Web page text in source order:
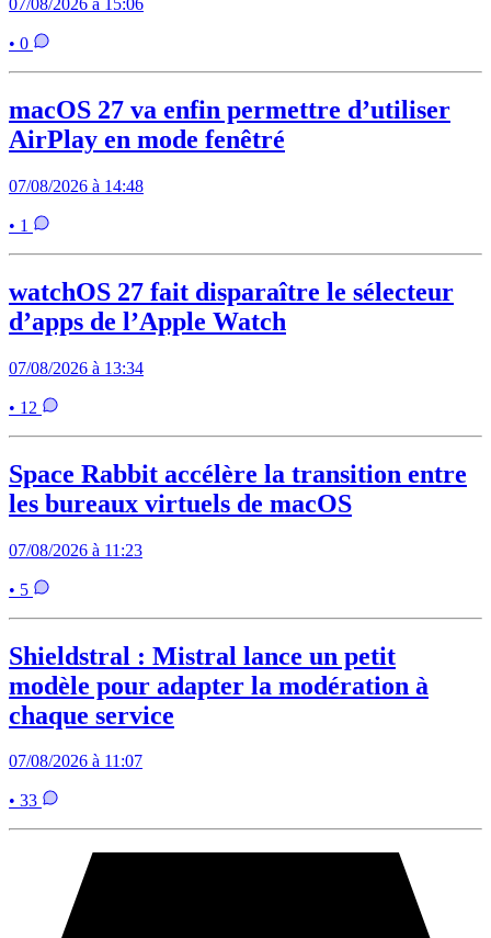
07/08/2026 à 15:06
• 0
macOS 27 va enfin permettre d’utiliser
AirPlay en mode fenêtré
07/08/2026 à 14:48
• 1
watchOS 27 fait disparaître le sélecteur
d’apps de l’Apple Watch
07/08/2026 à 13:34
• 12
Space Rabbit accélère la transition entre
les bureaux virtuels de macOS
07/08/2026 à 11:23
• 5
Shieldstral : Mistral lance un petit
modèle pour adapter la modération à
chaque service
07/08/2026 à 11:07
• 33